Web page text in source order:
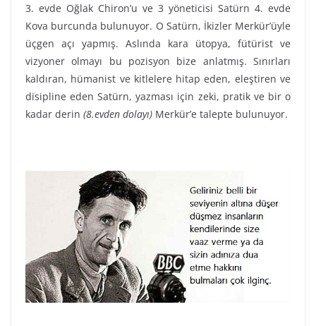
3. evde Oğlak Chiron’u ve 3 yöneticisi Satürn 4. evde
Kova burcunda bulunuyor. O Satürn, İkizler Merkür’üyle
üçgen açı yapmış. Aslında kara ütopya, fütürist ve
vizyoner olmayı bu pozisyon bize anlatmış. Sınırları
kaldıran, hümanist ve kitlelere hitap eden, eleştiren ve
disipline eden Satürn, yazması için zeki, pratik ve bir o
kadar derin (8.evden dolayı) Merkür’e talepte bulunuyor.